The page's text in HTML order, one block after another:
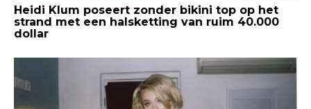
Heidi Klum poseert zonder bikini top op het
strand met een halsketting van ruim 40.000
dollar